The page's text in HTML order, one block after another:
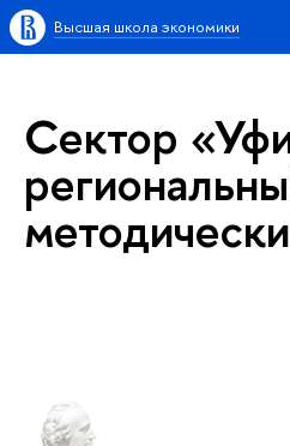
Высшая школа экономики
Сектор